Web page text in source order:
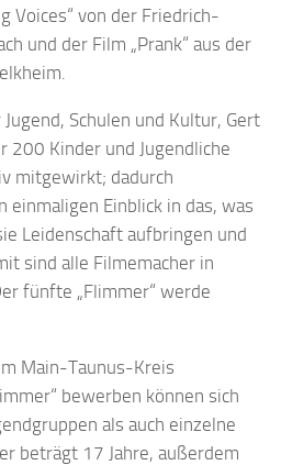
Voices“ von der Friedrich-
und der Film „Prank“ aus der
Schulen und Kultur, Gert
200 Kinder und Jugendliche
mitgewirkt; dadurch
einmaligen Einblick in das, was
Leidenschaft aufbringen und
sind alle Filmemacher in
fünfte „Flimmer“ werde
Main-Taunus-Kreis
bewerben können sich
als auch einzelne
beträgt 17 Jahre, außerdem